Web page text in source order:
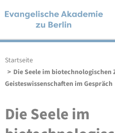
Startseite
> Die Seele im
Geisteswissenschaften im Gespräch
Die Seele im